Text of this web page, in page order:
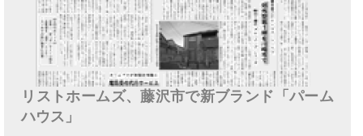
リストホームズ、藤沢市で新ブランド「パーム
ハウス」